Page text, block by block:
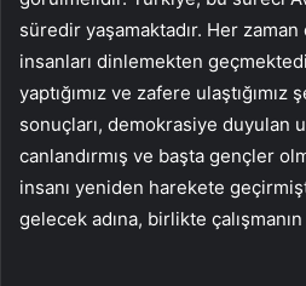
süredir yaşamaktadır. Her
insanları dinlemekten
yaptığımız ve zafere
sonuçları, demokrasiye duyulan
canlandırmış ve başta gençler
insanı yeniden harekete
gelecek adına, birlikte çalışmanın